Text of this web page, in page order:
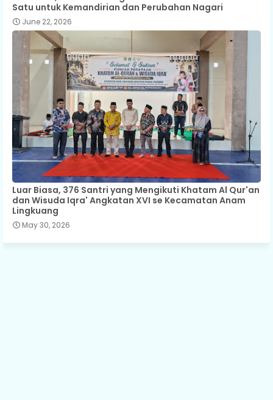
Satu untuk Kemandirian dan Perubahan Nagari
June 22, 2026
Luar Biasa, 376 Santri yang Mengikuti Khatam Al Qur'an
dan Wisuda Iqra' Angkatan XVI se Kecamatan Anam
Lingkuang
May 30, 2026